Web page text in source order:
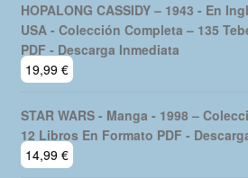
HOPALONG CASSIDY – 1943 - En
USA - Colección Completa – 135
PDF - Descarga Inmediata
19,99 €
STAR WARS - Manga - 1998 –
12 Libros En Formato PDF -
14,99 €